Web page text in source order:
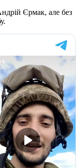
Єрмак, але без